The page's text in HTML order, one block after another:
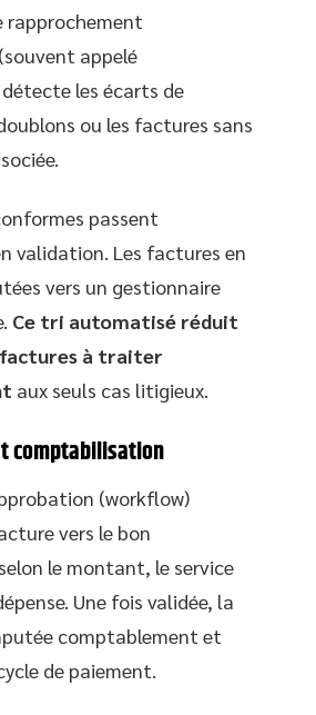
rapprochement
appelé
les écarts de
ou les factures sans
passent
validation. Les factures en
vers un gestionnaire
Ce tri automatisé réduit
factures à traiter
aux seuls cas litigieux.
comptabilisation
(workflow)
vers le bon
le montant, le service
Une fois validée, la
comptablement et
de paiement.